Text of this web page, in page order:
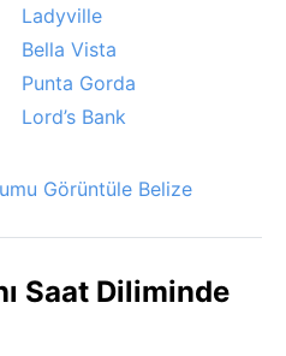
Ladyville
Bella Vista
Punta Gorda
Lord’s Bank
Görüntüle Belize
Saat Diliminde